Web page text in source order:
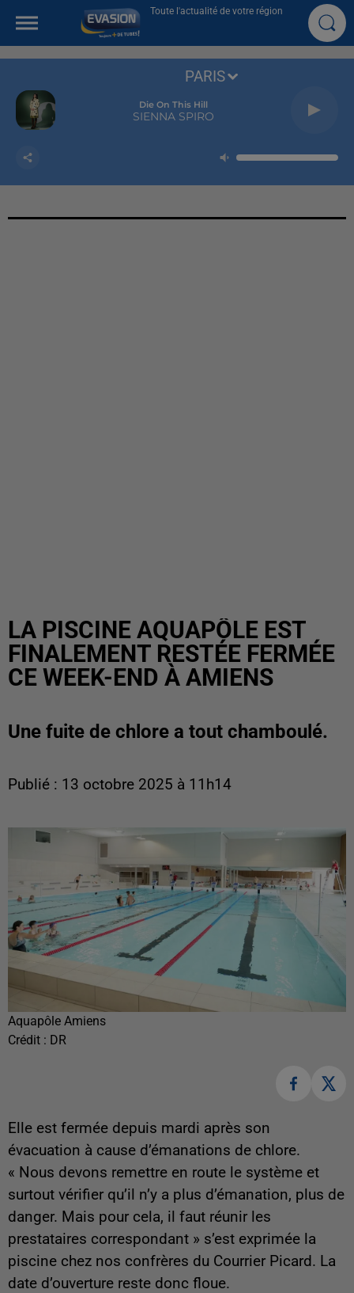
Toute l'actualité de votre région
Die On This Hill
SIENNA SPIRO
PARIS
LA PISCINE AQUAPÔLE EST
FINALEMENT RESTÉE FERMÉE
CE WEEK-END À AMIENS
Une fuite de chlore a tout chamboulé.
Publié : 13 octobre 2025 à 11h14
Aquapôle Amiens
Crédit : DR
Elle est fermée depuis mardi après son
évacuation à cause d’émanations de chlore.
« Nous devons remettre en route le système et
surtout vérifier qu’il n’y a plus d’émanation, plus de
danger. Mais pour cela, il faut réunir les
prestataires correspondant » s’est exprimée la
piscine chez nos confrères du Courrier Picard. La
date d’ouverture reste donc floue.